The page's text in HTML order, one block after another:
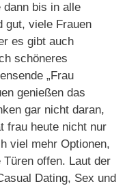
bis in alle
gut, viele Frauen
es gibt auch
schöneres
„Frau
genießen das
gar nicht daran,
frau heute nicht nur
viel mehr Optionen,
offen. Laut der
Dating, Sex und